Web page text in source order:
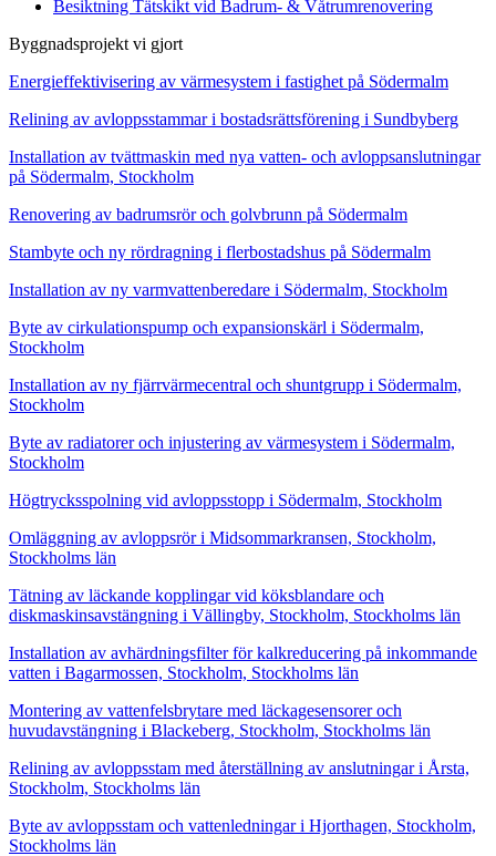
Besiktning Tätskikt vid Badrum- & Våtrumrenovering
Byggnadsprojekt vi gjort
Energieffektivisering av värmesystem i fastighet på Södermalm
Relining av avloppsstammar i bostadsrättsförening i Sundbyberg
Installation av tvättmaskin med nya vatten- och avloppsanslutningar
på Södermalm, Stockholm
Renovering av badrumsrör och golvbrunn på Södermalm
Stambyte och ny rördragning i flerbostadshus på Södermalm
Installation av ny varmvattenberedare i Södermalm, Stockholm
Byte av cirkulationspump och expansionskärl i Södermalm,
Stockholm
Installation av ny fjärrvärmecentral och shuntgrupp i Södermalm,
Stockholm
Byte av radiatorer och injustering av värmesystem i Södermalm,
Stockholm
Högtrycksspolning vid avloppsstopp i Södermalm, Stockholm
Omläggning av avloppsrör i Midsommarkransen, Stockholm,
Stockholms län
Tätning av läckande kopplingar vid köksblandare och
diskmaskinsavstängning i Vällingby, Stockholm, Stockholms län
Installation av avhärdningsfilter för kalkreducering på inkommande
vatten i Bagarmossen, Stockholm, Stockholms län
Montering av vattenfelsbrytare med läckagesensorer och
huvudavstängning i Blackeberg, Stockholm, Stockholms län
Relining av avloppsstam med återställning av anslutningar i Årsta,
Stockholm, Stockholms län
Byte av avloppsstam och vattenledningar i Hjorthagen, Stockholm,
Stockholms län